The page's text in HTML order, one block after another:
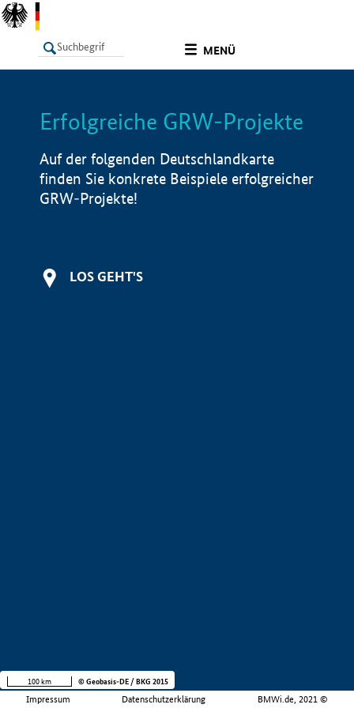
MENÜ
LISTE Info
Erfolgreiche GRW-Projekte
Auf der folgenden Deutschlandkarte
finden Sie konkrete Beispiele erfolgreicher
GRW-Projekte!
LOS GEHT'S
Impressum Datenschutzerklärung BMWi.de, 2021 ©
100 km © Geobasis-DE / BKG 2015